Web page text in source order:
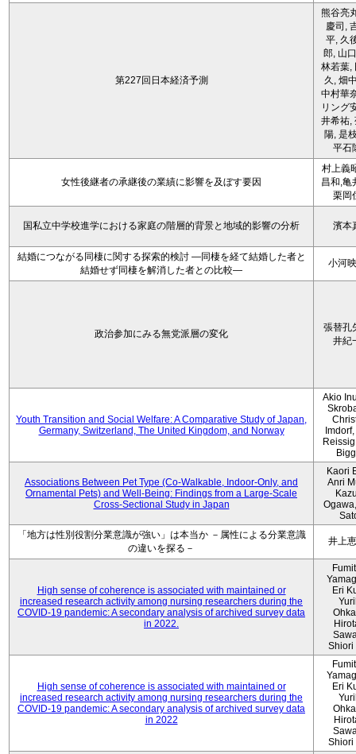
第227回日本経済予測
熊谷亮
慶司,
平, 久
郎, 山
林若葉,
久, 畑
中村華
リング
井希祐,
陽, 是
平石
女性後継者の承継後の業績に影響を及ぼす要因
村上義
昌和,亀
栗岡
国私立中学校進学における家庭の階層的背景と地域的影響の分析 濱本
結婚につながる同棲に関する探索的検討 ―同棲を経て結婚した者と
結婚せず同棲を解消した者との比較―
小河
政治参加にみる無党派層の変化
張替孔
井紀
Youth Transition and Social Welfare: A Comparative Study of Japan,
Germany, Switzerland, The United Kingdom, and Norway
Akio
Associations Between Pet Type (Co-Walkable, Indoor-Only, and
Ornamental Pets) and Well-Being: Findings from a Large-Scale
Cross-Sectional Study in Japan
Kaori
Anri
「地方は性別役割分業意識が強い」は本当か －属性による分業意識
の違いを探る－
井上
High sense of coherence is associated with maintained or
increased research activity among nursing researchers during the
COVID-19 pandemic: A secondary analysis of archived survey data
in 2022.
Eri
Shiori
High sense of coherence is associated with maintained or
increased research activity among nursing researchers during the
COVID-19 pandemic: A secondary analysis of archived survey data
in 2022
Eri
Shiori